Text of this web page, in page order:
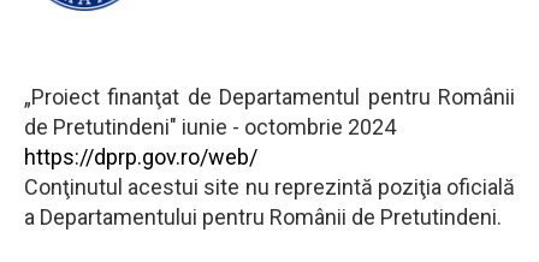
„Proiect finanţat de Departamentul pentru Românii
de Pretutindeni" iunie - octombrie 2024
https://dprp.gov.ro/web/
Conţinutul acestui site nu reprezintă poziţia oficială
a Departamentului pentru Românii de Pretutindeni.